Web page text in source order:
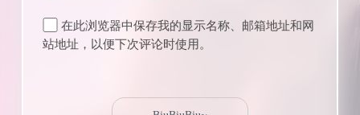
在此浏览器中保存我的显示名称、邮箱地址和网
站地址，以便下次评论时使用。